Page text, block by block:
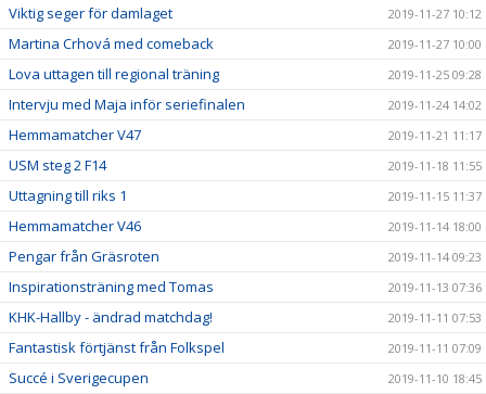
Viktig seger för damlaget 2019-11-27 10:12
Martina Crhová med comeback 2019-11-27 10:00
Lova uttagen till regional träning 2019-11-25 09:28
Intervju med Maja inför seriefinalen 2019-11-24 14:02
Hemmamatcher V47 2019-11-21 11:17
USM steg 2 F14 2019-11-18 11:55
Uttagning till riks 1 2019-11-15 11:37
Hemmamatcher V46 2019-11-14 18:00
Pengar från Gräsroten 2019-11-14 09:23
Inspirationsträning med Tomas 2019-11-13 07:36
KHK-Hallby - ändrad matchdag! 2019-11-11 07:53
Fantastisk förtjänst från Folkspel 2019-11-11 07:09
Succé i Sverigecupen 2019-11-10 18:45